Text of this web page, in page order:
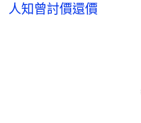
人知曾討價還價